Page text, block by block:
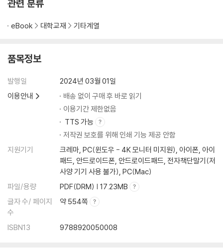
관련 분류
eBook 대학교재 기타계열
품목정보
발행일
2024년 03월 01일
이용안내
배송 없이 구매 후 바로 읽기
이용기간 제한없음
TTS 가능
저작권 보호를 위해 인쇄 기능 제공 안함
지원기기
크레마, PC(윈도우 - 4K 모니터 미지원), 아이폰, 아이
패드, 안드로이드폰, 안드로이드패드, 전자책단말기(저
사양 기기 사용 불가), PC(Mac)
파일/용량
PDF(DRM) | 17.23MB
글자 수/ 페이지
수
약 554쪽
ISBN13 9788920050008